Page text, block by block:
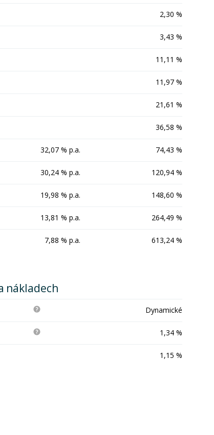
2,30 %
3,43 %
11,11 %
11,97 %
21,61 %
36,58 %
32,07 % p.a. 74,43 %
30,24 % p.a. 120,94 %
19,98 % p.a. 148,60 %
13,81 % p.a. 264,49 %
7,88 % p.a. 613,24 %
nákladech
Dynamické
1,34 %
1,15 %